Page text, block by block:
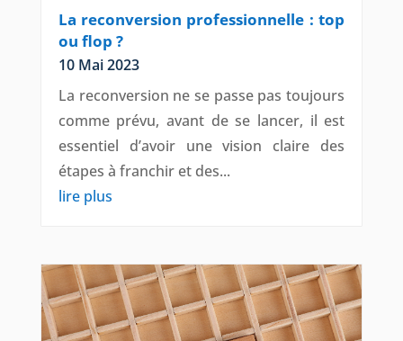
La reconversion professionnelle : top
ou flop ?
10 Mai 2023
La reconversion ne se passe pas toujours
comme prévu, avant de se lancer, il est
essentiel d’avoir une vision claire des
étapes à franchir et des...
lire plus